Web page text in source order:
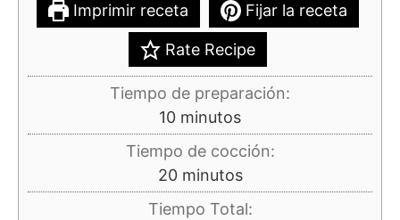
Imprimir receta Fijar la receta
Rate Recipe
Tiempo de preparación:
10minutos
minutos
Tiempo de cocción:
20minutos
minutos
Tiempo Total: